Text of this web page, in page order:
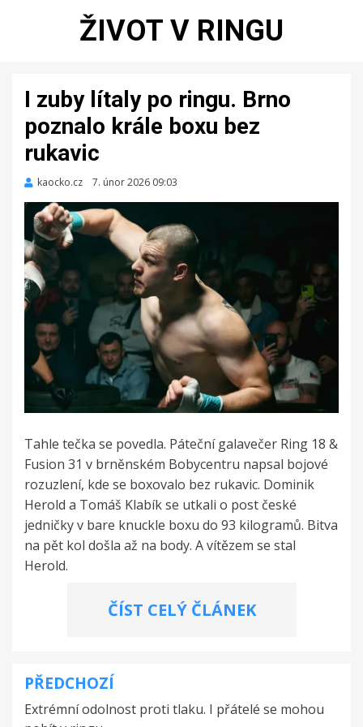
ŽIVOT V RINGU
I zuby lítaly po ringu. Brno
poznalo krále boxu bez
rukavic
kaocko.cz
Zveřejněno
7. únor 2026 09:03
Tahle tečka se povedla. Páteční galavečer Ring 18 &
Fusion 31 v brněnském Bobycentru napsal bojové
rozuzlení, kde se boxovalo bez rukavic. Dominik
Herold a Tomáš Klabík se utkali o post české
jedničky v bare knuckle boxu do 93 kilogramů. Bitva
na pět kol došla až na body. A vítězem se stal
Herold.
ČÍST CELÝ ČLÁNEK
Navigace
pro
PŘEDCHOZÍ
Extrémní odolnost proti tlaku. I přátelé se mohou